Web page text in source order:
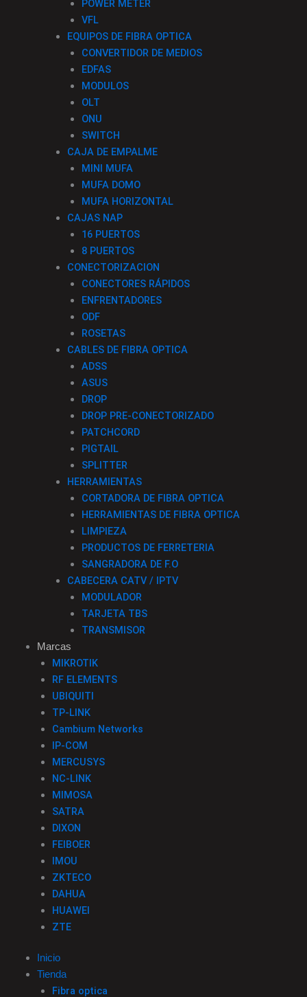
m
POWER METER
VFL
EQUIPOS DE FIBRA OPTICA
CONVERTIDOR DE MEDIOS
EDFAS
MODULOS
OLT
ONU
SWITCH
CAJA DE EMPALME
MINI MUFA
MUFA DOMO
MUFA HORIZONTAL
CAJAS NAP
16 PUERTOS
8 PUERTOS
CONECTORIZACION
CONECTORES RÁPIDOS
ENFRENTADORES
ODF
ROSETAS
CABLES DE FIBRA OPTICA
ADSS
ASUS
DROP
DROP PRE-CONECTORIZADO
PATCHCORD
PIGTAIL
SPLITTER
HERRAMIENTAS
CORTADORA DE FIBRA OPTICA
HERRAMIENTAS DE FIBRA OPTICA
LIMPIEZA
PRODUCTOS DE FERRETERIA
SANGRADORA DE F.O
CABECERA CATV / IPTV
MODULADOR
TARJETA TBS
TRANSMISOR
Marcas
MIKROTIK
RF ELEMENTS
UBIQUITI
TP-LINK
Cambium Networks
IP-COM
MERCUSYS
NC-LINK
MIMOSA
SATRA
DIXON
FEIBOER
IMOU
ZKTECO
DAHUA
HUAWEI
ZTE
Inicio
Tienda
Fibra optica